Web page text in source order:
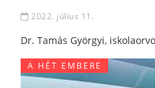
2022. július 11.
Dr. Tamás Györgyi,
A HÉT EMBERE